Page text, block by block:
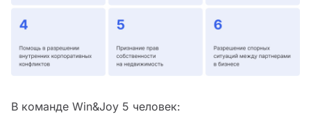
В команде Win&Joy 5 человек: